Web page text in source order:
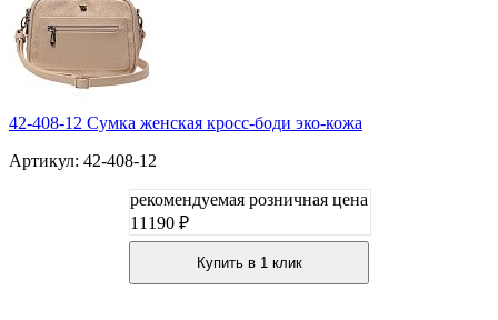
42-408-12 Сумка женская кросс-боди эко-кожа
Артикул: 42-408-12
рекомендуемая розничная цена
11190 ₽
Купить в 1 клик